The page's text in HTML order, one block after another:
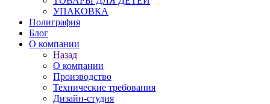
УПАКОВКА
Полиграфия
Блог
О компании
Назад
О компании
Производство
Технические требования
Дизайн-студия